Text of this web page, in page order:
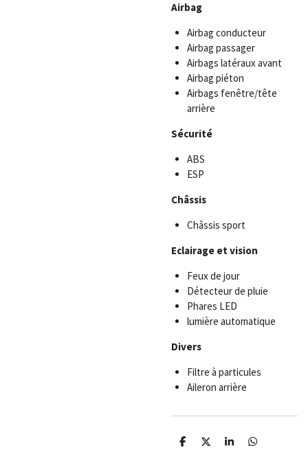
Airbag
Airbag conducteur
Airbag passager
Airbags latéraux avant
Airbag piéton
Airbags fenêtre/tête
arrière
Sécurité
ABS
ESP
Châssis
Châssis sport
Eclairage et vision
Feux de jour
Détecteur de pluie
Phares LED
lumière automatique
Divers
Filtre à particules
Aileron arrière
P
P
P
P